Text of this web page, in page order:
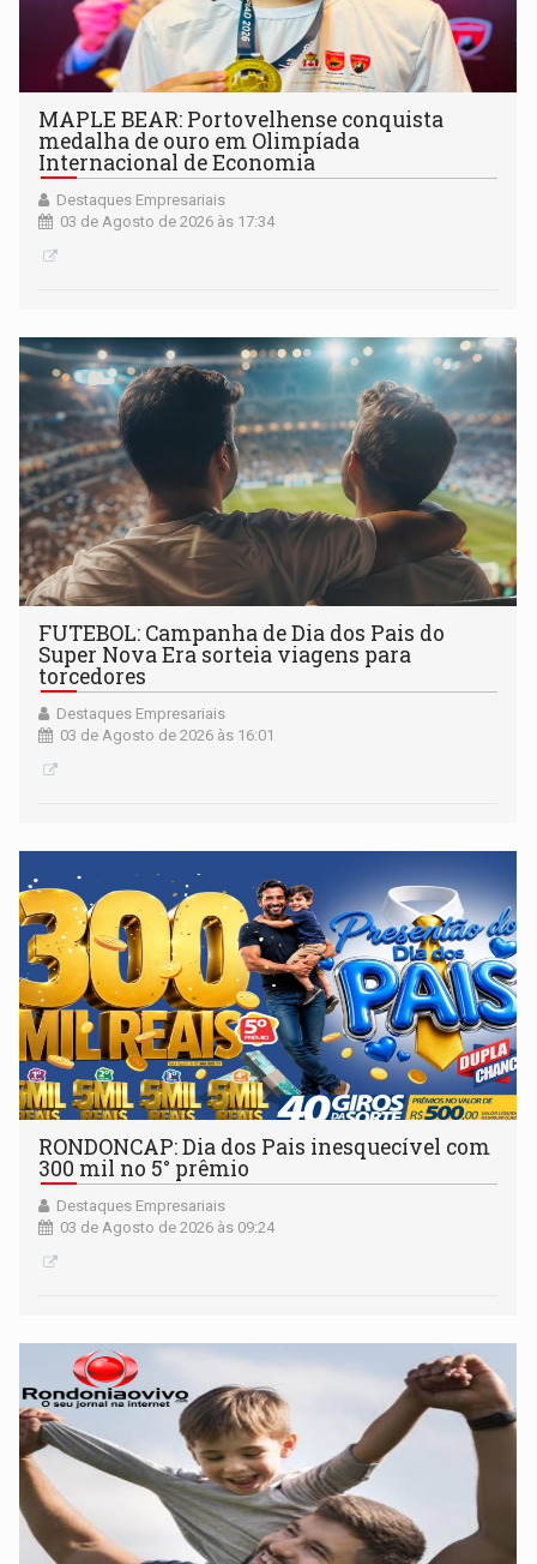
MAPLE BEAR: Portovelhense conquista
medalha de ouro em Olimpíada
Internacional de Economia
Destaques Empresariais
03 de Agosto de 2026 às 17:34
FUTEBOL: Campanha de Dia dos Pais do
Super Nova Era sorteia viagens para
torcedores
Destaques Empresariais
03 de Agosto de 2026 às 16:01
RONDONCAP: Dia dos Pais inesquecível com
300 mil no 5° prêmio
Destaques Empresariais
03 de Agosto de 2026 às 09:24